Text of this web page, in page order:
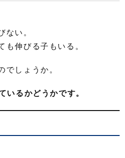
ない。
も伸びる子もいる。
でしょうか。
いるかどうかです。